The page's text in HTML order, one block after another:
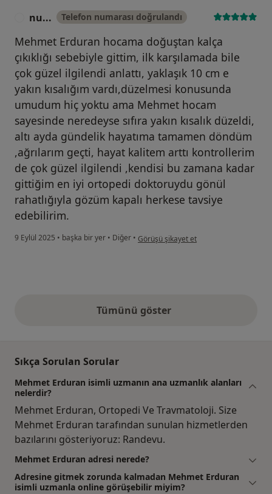
nu... Telefon numarası doğrulandı
Mehmet Erduran hocama doğuştan kalça
çıkıklığı sebebiyle gittim, ilk karşılamada bile
çok güzel ilgilendi anlattı, yaklaşık 10 cm e
yakın kısalığım vardı,düzelmesi konusunda
umudum hiç yoktu ama Mehmet hocam
sayesinde neredeyse sıfıra yakın kısalık düzeldi,
altı ayda gündelik hayatıma tamamen döndüm
,ağrılarım geçti, hayat kalitem arttı kontrollerim
de çok güzel ilgilendi ,kendisi bu zamana kadar
gittiğim en iyi ortopedi doktoruydu gönül
rahatlığıyla gözüm kapalı herkese tavsiye
edebilirim.
9 Eylül 2025 • başka bir yer • Diğer • kullanıcının görüşüne göre nu...
Görüşü şikayet et
Tümünü gösteryukarıdaki görüşler
Sıkça Sorulan Sorular
Mehmet Erduran isimli uzmanın ana uzmanlık alanları
nelerdir?
Mehmet Erduran, Ortopedi Ve Travmatoloji. Size
Mehmet Erduran tarafından sunulan hizmetlerden
bazılarını gösteriyoruz: Randevu.
Mehmet Erduran adresi nerede?
Adresine gitmek zorunda kalmadan Mehmet Erduran
isimli uzmanla online görüşebilir miyim?